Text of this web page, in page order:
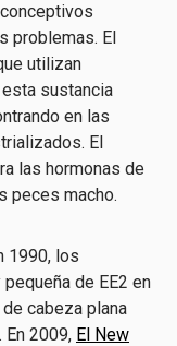
problemas. El
utilizan
sustancia
en las
El
las hormonas de
peces macho.
1990, los
de EE2 en
cabeza plana
. En 2009, El New